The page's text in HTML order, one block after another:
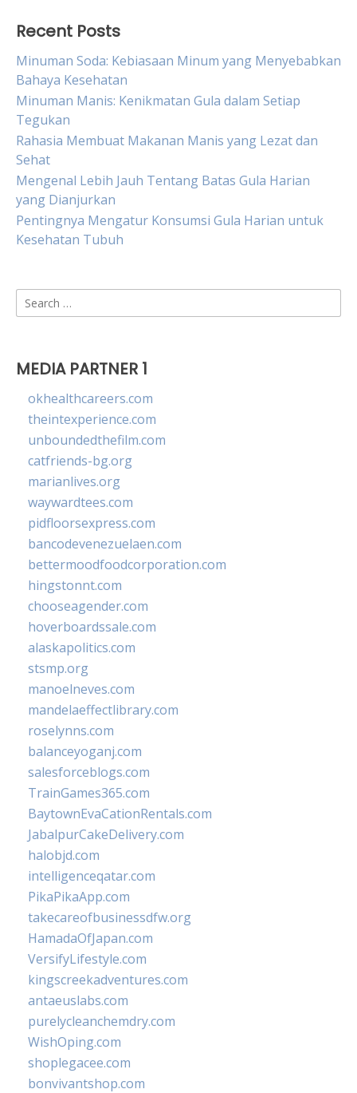
Recent Posts
Minuman Soda: Kebiasaan Minum yang Menyebabkan
Bahaya Kesehatan
Minuman Manis: Kenikmatan Gula dalam Setiap
Tegukan
Rahasia Membuat Makanan Manis yang Lezat dan
Sehat
Mengenal Lebih Jauh Tentang Batas Gula Harian
yang Dianjurkan
Pentingnya Mengatur Konsumsi Gula Harian untuk
Kesehatan Tubuh
Search
for:
MEDIA PARTNER 1
okhealthcareers.com
theintexperience.com
unboundedthefilm.com
catfriends-bg.org
marianlives.org
waywardtees.com
pidfloorsexpress.com
bancodevenezuelaen.com
bettermoodfoodcorporation.com
hingstonnt.com
chooseagender.com
hoverboardssale.com
alaskapolitics.com
stsmp.org
manoelneves.com
mandelaeffectlibrary.com
roselynns.com
balanceyoganj.com
salesforceblogs.com
TrainGames365.com
BaytownEvaCationRentals.com
JabalpurCakeDelivery.com
halobjd.com
intelligenceqatar.com
PikaPikaApp.com
takecareofbusinessdfw.org
HamadaOfJapan.com
VersifyLifestyle.com
kingscreekadventures.com
antaeuslabs.com
purelycleanchemdry.com
WishOping.com
shoplegacee.com
bonvivantshop.com